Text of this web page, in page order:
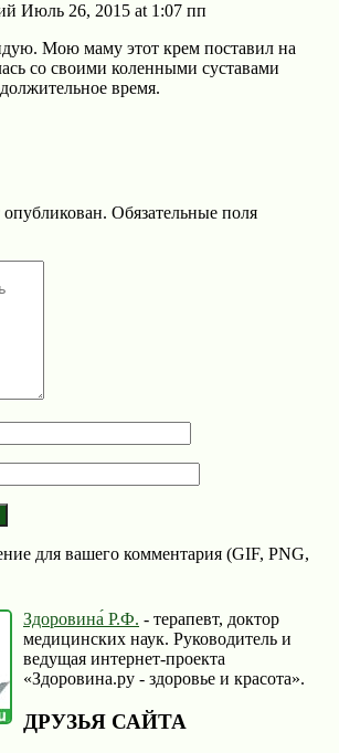
Июль 26, 2015 at 1:07 пп
Мою маму этот крем поставил на
со своими коленными суставами
время.
Обязательные поля
для вашего комментария (GIF, PNG,
Здоровина́ Р.Ф. - терапевт, доктор
медицинских наук. Руководитель и
ведущая интернет-проекта
«Здоровина.ру - здоровье и красота».
ДРУЗЬЯ САЙТА